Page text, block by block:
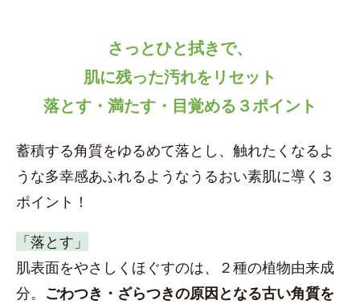
さっとひと拭きで、
肌に残った汚れをリセット
落とす・満たす・目覚める３ポイント
蓄積する角質をゆるめて落とし、触れたくなるよ
うな多幸感あふれるようなうるおい素肌に導く３
ポイント！
「落とす」
肌表面をやさしくほぐすのは、２種の植物由来成
分。 ごわつき・ざらつきの原因となる古い角質を